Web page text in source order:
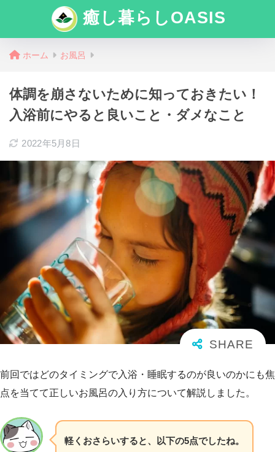
癒し暮らしOASIS
ホーム お風呂
体調を崩さないために知っておきたい！
入浴前にやると良いこと・ダメなこと
2022年5月8日
前回ではどのタイミングで入浴・睡眠するのが良いのかにも焦
点を当てて正しいお風呂の入り方について解説しました。
軽くおさらいすると、以下の5点でしたね。